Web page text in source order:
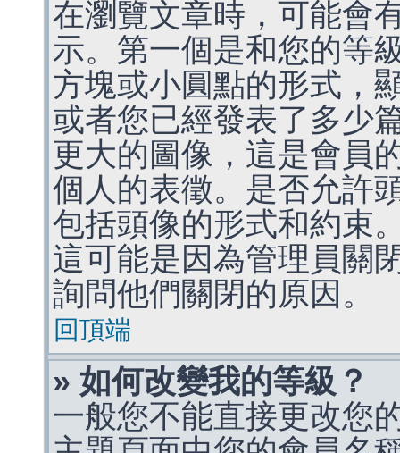
在瀏覽文章時，可能會
示。第一個是和您的等
方塊或小圓點的形式，
或者您已經發表了多少
更大的圖像，這是會員
個人的表徵。是否允許
包括頭像的形式和約束
這可能是因為管理員關
詢問他們關閉的原因。
回頂端
» 如何改變我的等級？
一般您不能直接更改您